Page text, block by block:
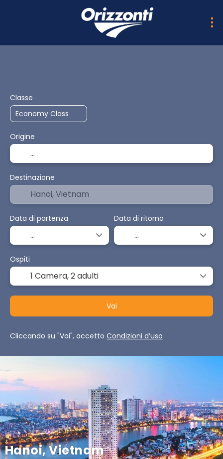
Hanoi, Vietnam
Classe
Origine
Destinazione
Data di partenza Data di ritorno
Ospiti
1 Camera,2 adulti
Vai
Cliccando su "Vai", accetto Condizioni d’uso